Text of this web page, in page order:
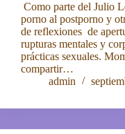
Como parte del Julio
porno al postporno y
de reflexiones de
rupturas mentales y
prácticas sexuales.
compartir…
admin